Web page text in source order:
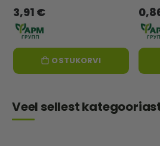
3,91 €
OSTUKORVI
Veel sellest